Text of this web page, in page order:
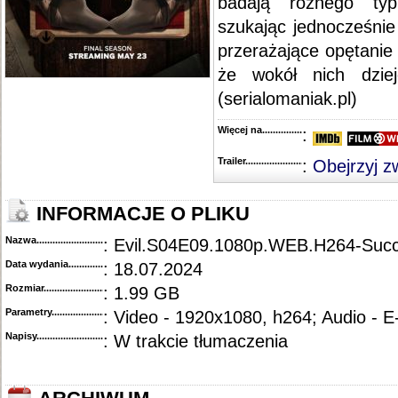
szukając
przerażające
że wokół nich
(serialomaniak.pl)
Więcej na........................................
:
Trailer...........................................
: Obejrzyj
INFORMACJE O PLIKU
Nazwa.............................................: Evil.S04E09.1080p.WEB.H264-
Data wydania......................................
: 18.07.2024
Rozmiar...........................................
: 1.99 GB
Parametry.........................................: Video - 1920x1080, h264; Audio -
Napisy............................................: W trakcie tłumaczenia